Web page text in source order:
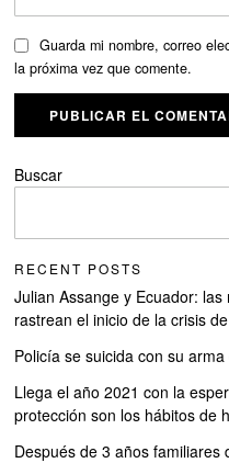
Guarda mi nombre, correo
la próxima vez que comente.
Buscar
RECENT POSTS
Julian Assange y Ecuador:
rastrean el inicio de la crisis
Policía se suicida con su
Llega el año 2021 con la
protección son los hábitos de
Después de 3 años